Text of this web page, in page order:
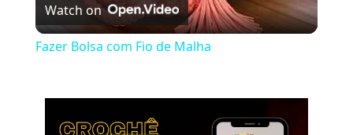
Video
Watch on
Fazer Bolsa com Fio de Malha